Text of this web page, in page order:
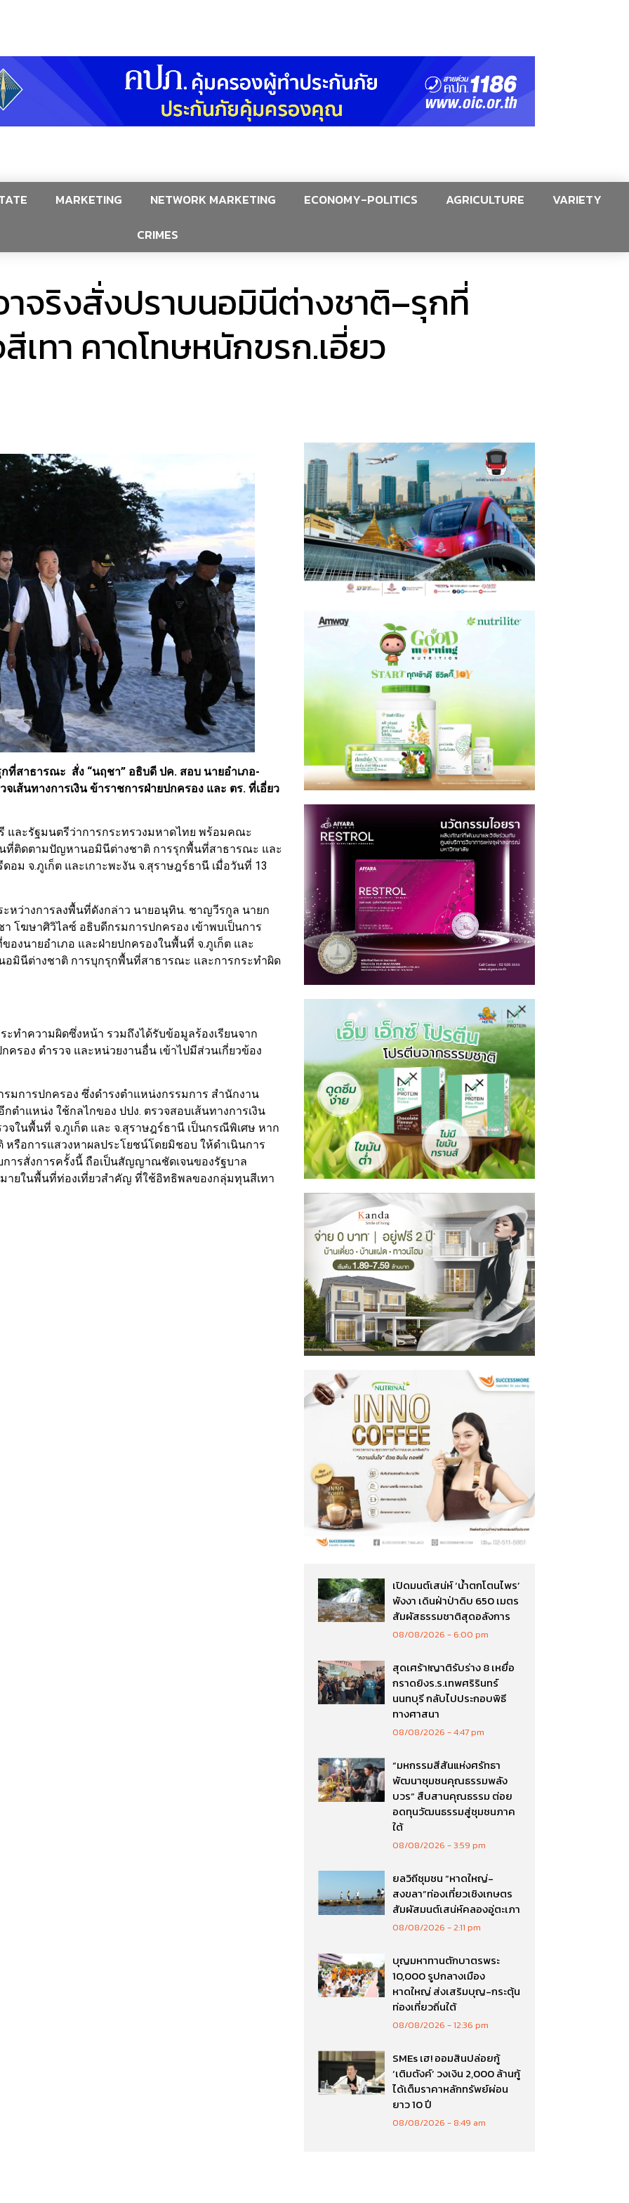
MARKETING NETWORK MARKETING ECONOMY-POLITICS AGRICULTURE
VARIETY
CRIMES
าจริงสั่งปราบนอมินีต่างชาติ–รุกที่
เทา คาดโทษหนักขรก.เอี่ยว
ที่สาธารณะ สั่ง “นฤชา” อธิบดี ปค. สอบ นายอำเภอ-
เส้นทางการเงิน ข้าราชการฝ่ายปกครอง และ ตร. ที่เอี่ยว
ละรัฐมนตรีว่าการกระทรวงมหาดไทย พร้อมคณะ
ที่ติดตามปัญหานอมินีต่างชาติ การรุกพื้นที่สาธารณะ และ
ม จ.ภูเก็ต และเกาะพะงัน จ.สุราษฎร์ธานี เมื่อวันที่ 13
ะหว่างการลงพื้นที่ดังกล่าว นายอนุทิน. ชาญวีรกูล นายก
โฆษาศิวิไลซ์ อธิบดีกรมการปกครอง เข้าพบเป็นการ
งนายอำเภอ และฝ่ายปกครองในพื้นที่ จ.ภูเก็ต และ
อมินีต่างชาติ การบุกรุกพื้นที่สาธารณะ และการกระทำผิด
ทำความผิดซึ่งหน้า รวมถึงได้รับข้อมูลร้องเรียนจาก
รอง ตำรวจ และหน่วยงานอื่น เข้าไปมีส่วนเกี่ยวข้อง
มการปกครอง ซึ่งดำรงตำแหน่งกรรมการ สำนักงาน
ตำแหน่ง ใช้กลไกของ ปปง. ตรวจสอบเส้นทางการเงิน
จในพื้นที่ จ.ภูเก็ต และ จ.สุราษฎร์ธานี เป็นกรณีพิเศษ หาก
รือการแสวงหาผลประโยชน์โดยมิชอบ ให้ดำเนินการ
ารสั่งการครั้งนี้ ถือเป็นสัญญาณชัดเจนของรัฐบาล
ายในพื้นที่ท่องเที่ยวสำคัญ ที่ใช้อิทธิพลของกลุ่มทุนสีเทา
เปิดมนต์เสน่ห์ ‘น้ำตกโตนไพร’
พังงา เดินฝ่าป่าดิบ 650 เมตร
สัมผัสธรรมชาติสุดอลังการ
08/08/2026 6:00 pm
สุดเศร้า!ญาติรับร่าง 8 เหยื่อ
กราดยิงร.ร.เทพศริรินทร์
นนทบุรี กลับไปประกอบพิธี
ทางศาสนา
08/08/2026 4:47 pm
“มหกรรมสีสันแห่งศรัทธา
พัฒนาชุมชนคุณธรรมพลัง
บวร” สืบสานคุณธรรม ต่อย
อดทุนวัฒนธรรมสู่ชุมชนภาค
ใต้
08/08/2026 3:59 pm
ยลวิถีชุมชน “หาดใหญ่-
สงขลา”ท่องเที่ยวเชิงเกษตร
สัมผัสมนต์เสน่ห์คลองอู่ตะเภา
08/08/2026 2:11 pm
บุญมหาทานตักบาตรพระ
10,000 รูปกลางเมือง
หาดใหญ่ ส่งเสริมบุญ-กระตุ้น
ท่องเที่ยวถิ่นใต้
08/08/2026 12:36 pm
SMEs เฮ! ออมสินปล่อยกู้
‘เติมตังค์’ วงเงิน 2,000 ล้านกู้
ได้เต็มราคาหลักทรัพย์ผ่อน
ยาว 10 ปี
08/08/2026 8:49 am